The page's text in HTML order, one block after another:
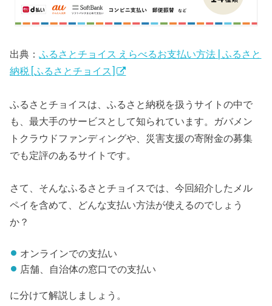
出典：ふるさとチョイス えらべるお支払い方法 | ふるさと
納税 [ふるさとチョイス]
ふるさとチョイスは、ふるさと納税を扱うサイトの中で
も、最大手のサービスとして知られています。ガバメン
トクラウドファンディングや、災害支援の寄附金の募集
でも定評のあるサイトです。
さて、そんなふるさとチョイスでは、今回紹介したメル
ペイを含めて、どんな支払い方法が使えるのでしょう
か？
オンラインでの支払い
店舗、自治体の窓口での支払い
に分けて解説しましょう。